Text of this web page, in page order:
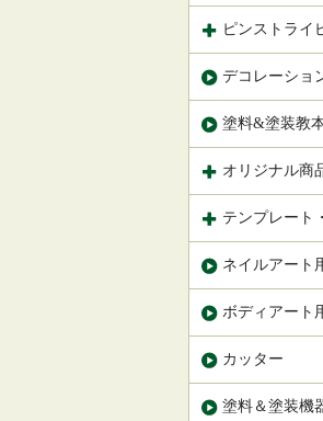
ピンストライ
デコレーショ
塗料&塗装教
オリジナル商
テンプレート
ネイルアート
ボディアート
カッター
塗料＆塗装機